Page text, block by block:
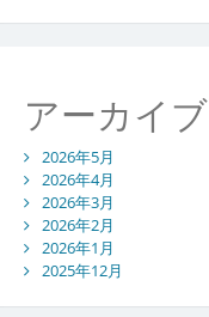
アーカイブ
2026年5月
2026年4月
2026年3月
2026年2月
2026年1月
2025年12月